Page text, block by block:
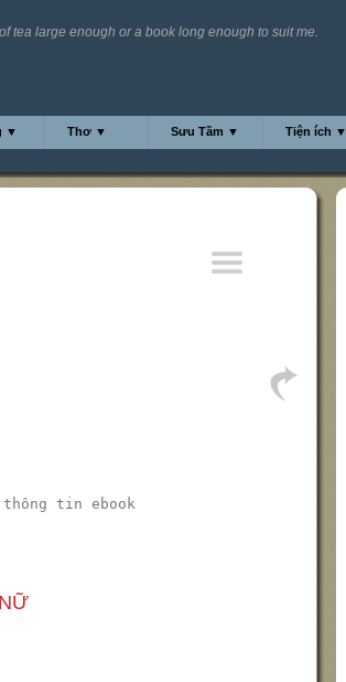
tea large enough or a book long enough to suit me.
▼ Thơ ▼ Sưu Tầm ▼ Tiện ích ▼
thông tin ebook